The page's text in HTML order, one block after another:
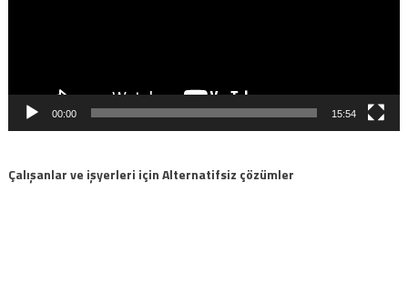
00:00 15:54
Çalışanlar ve işyerleri için Alternatifsiz çözümler